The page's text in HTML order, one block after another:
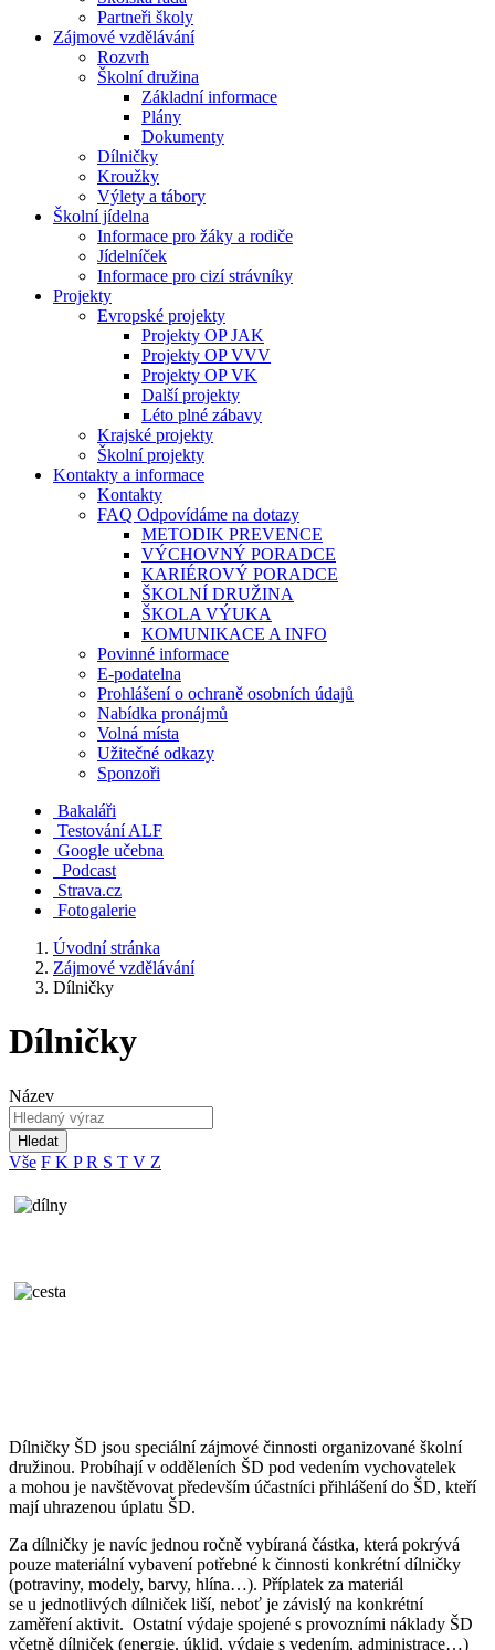
Partneři školy
Zájmové vzdělávání
Rozvrh
Školní družina
Základní informace
Plány
Dokumenty
Dílničky
Kroužky
Výlety a tábory
Školní jídelna
Informace pro žáky a rodiče
Jídelníček
Informace pro cizí strávníky
Projekty
Evropské projekty
Projekty OP JAK
Projekty OP VVV
Projekty OP VK
Další projekty
Léto plné zábavy
Krajské projekty
Školní projekty
Kontakty a informace
Kontakty
FAQ Odpovídáme na dotazy
METODIK PREVENCE
VÝCHOVNÝ PORADCE
KARIÉROVÝ PORADCE
ŠKOLNÍ DRUŽINA
ŠKOLA VÝUKA
KOMUNIKACE A INFO
Povinné informace
E-podatelna
Prohlášení o ochraně osobních údajů
Nabídka pronájmů
Volná místa
Užitečné odkazy
Sponzoři
Bakaláři
Testování ALF
Google učebna
Podcast
Strava.cz
Fotogalerie
Úvodní stránka
Zájmové vzdělávání
Dílničky
Dílničky
Název
Hledat
Vše F K PR S T V Z
Dílničky ŠD jsou speciální zájmové činnosti organizované školní
družinou. Probíhají v odděleních ŠD pod vedením vychovatelek
a mohou je navštěvovat především účastníci přihlášení do ŠD, kteří
mají uhrazenou úplatu ŠD.
Za dílničky je navíc jednou ročně vybíraná částka, která pokrývá
pouze materiální vybavení potřebné k činnosti konkrétní dílničky
(potraviny, modely, barvy, hlína…). Příplatek za materiál
se u jednotlivých dílniček liší, neboť je závislý na konkrétní
zaměření aktivit. Ostatní výdaje spojené s provozními náklady ŠD
včetně dílniček (energie, úklid, výdaje s vedením, administrace…)